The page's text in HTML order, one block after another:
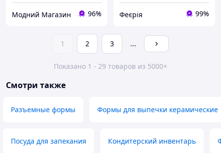
Модний Магазин 96% Феєрія 99%
1 2 3 ...
Показано 1 - 29 товаров из 5000+
Смотри также
Разъемные формы Формы для выпечки керамические
Посуда для запекания Кондитерский инвентарь